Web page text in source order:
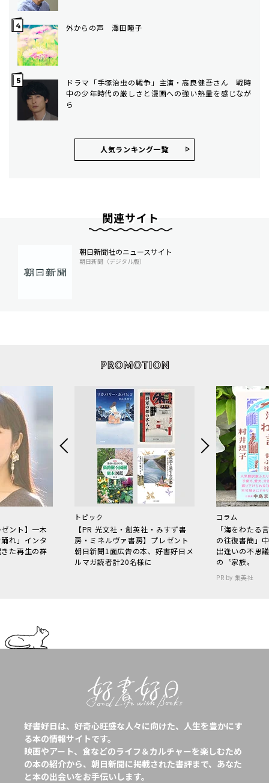
外からの声 澤田瞳子
ドラマ「手塚治虫の戦争」主演・高良健吾さん 戦時
中の少年時代の厳しさと漫画への強い熱量を感じなが
ら
人気ランキング⼀覧
関連サイト
朝日新聞社のニュースサイト
朝日新聞（デジタル版）
ント】一木
れ」インタ
た再生の群
トピック
【PR 光文社・創英社・みすず書
房・ミネルヴァ書房】プレゼント
朝日新聞1面広告の本、好書好日メ
ルマガ読者計20名様に
コラム
「海をわた
の往復書簡」
出逢いの不思
の〝家族〟
PR by 集英社
好書好日は、好奇心旺盛な人々に向けた、人生を豊かにす
る本の情報サイトです。
映画やアート、食などのライフ＆カルチャーを楽しむため
の本の紹介から、朝日新聞に掲載された書評まで、あなた
と本の出会いをお手伝いします。